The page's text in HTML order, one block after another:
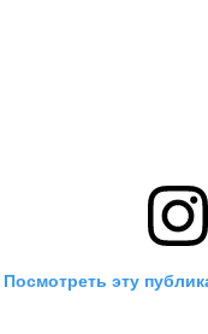
Посмотреть эту